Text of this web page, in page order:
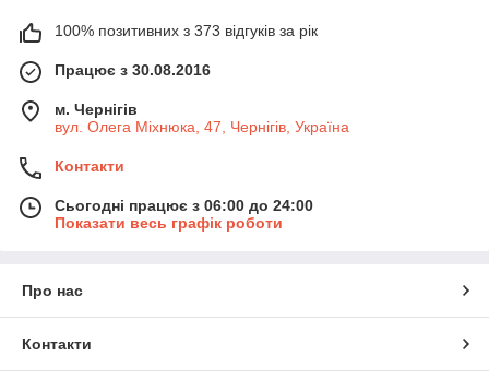
100% позитивних з 373 відгуків за рік
Працює з 30.08.2016
м. Чернігів
вул. Олега Міхнюка, 47, Чернігів, Україна
Контакти
Сьогодні працює з 06:00 до 24:00
Показати весь графік роботи
Про нас
Контакти